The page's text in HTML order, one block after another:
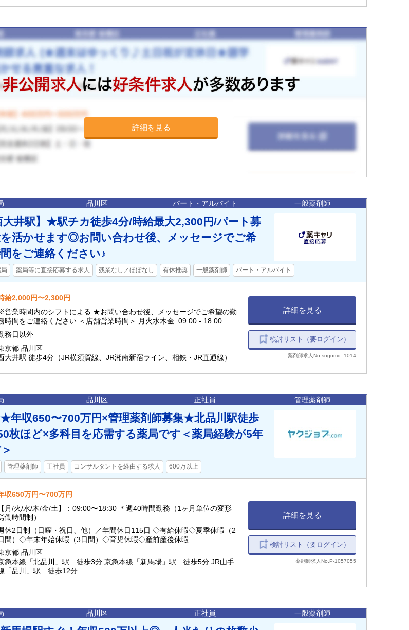
詳細を見る
品川区 パート・アルバイト 一般薬剤師
大井駅】★駅チカ徒歩4分/時給最大2,300円/パート募
活かせます◎お問い合わせ後、メッセージでご希
をご連絡ください♪
薬局等に直接応募する求人 残業なし／ほぼなし 有休推奨 一般薬剤師 パート・アルバイト
給2,000円〜2,300円
営業時間内のシフトによる ★お問い合わせ後、メッセージでご希望の勤
時間をご連絡ください ＜店舗営業時間＞ 月火水木金: 09:00 - 18:00 土:
- 14:00
務日以外
京都 品川区
大井駅 徒歩4分（JR横須賀線、JR湘南新宿ライン、相鉄・JR直通線）
詳細を見る
検討リスト（要ログイン）
薬剤師求人No.sogomd_1014
品川区 正社員 管理薬剤師
★年収650〜700万円×管理薬剤師募集★北品川駅徒歩
枚ほど×多科目を応需する薬局です＜薬局経験が5年
管理薬剤師 正社員 コンサルタントを経由する求人 600万以上
収650万円〜700万円
【月/火/水/木/金/土】：09:00〜18:30 ＊週40時間勤務（1ヶ月単位の変形
働時間制）
休2日制（日曜・祝日、他）／年間休日115日 ◇有給休暇◇夏季休暇（2
間）◇年末年始休暇（3日間）◇育児休暇◇産前産後休暇
京都 品川区
急本線「北品川」駅 徒歩3分 京急本線「新馬場」駅 徒歩5分 JR山手
「品川」駅 徒歩12分
詳細を見る
検討リスト（要ログイン）
薬剤師求人No.P-1057055
品川区 正社員 一般薬剤師